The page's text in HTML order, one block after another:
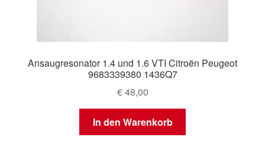
Ansaugresonator 1.4 und 1.6 VTI Citroën Peugeot
9683339380 1436Q7
€48,00
In den Warenkorb